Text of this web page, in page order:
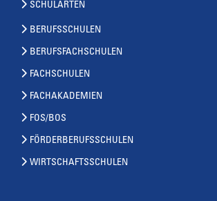
SCHULARTEN
BERUFSSCHULEN
BERUFSFACHSCHULEN
FACHSCHULEN
FACHAKADEMIEN
FOS/BOS
FÖRDERBERUFSSCHULEN
WIRTSCHAFTSSCHULEN